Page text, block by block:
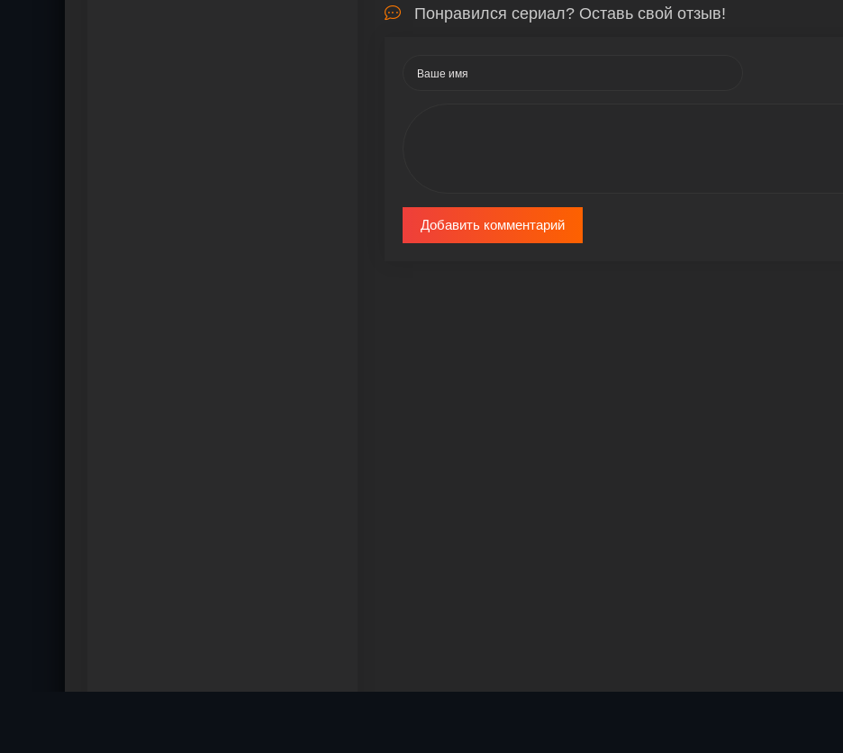
Понравился сериал? Оставь свой отзыв!
Добавить комментарий